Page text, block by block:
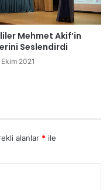
Mehmet Akif’in
Seslendirdi
2021
alanlar * ile